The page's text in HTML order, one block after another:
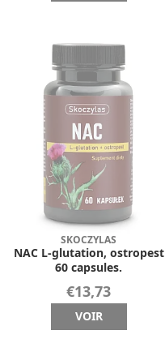
SKOCZYLAS
NAC L-glutation, ostropest
60 capsules.
€13,73
VOIR